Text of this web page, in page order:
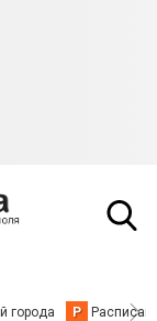
города Р